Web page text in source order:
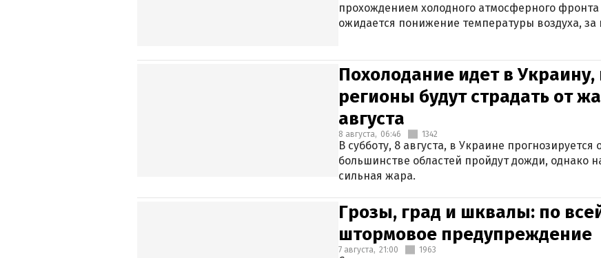
прохождением холодного атмосферного
ожидается понижение температуры воздуха,
Похолодание идет в
регионы будут страдать от
августа
8 августа, 06:46 1342
В субботу, 8 августа, в Украине
большинстве областей пройдут дожди, однако
сильная жара.
Грозы, град и шквалы: по
штормовое предупреждение
7 августа, 21:00 1963